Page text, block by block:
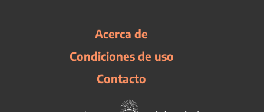
Acerca de
Condiciones de uso
Contacto